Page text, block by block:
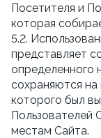
Посетителя и
которая
5.2.
представляет
определенного
сохраняются на
которого был
Пользователей
местам Сайта.